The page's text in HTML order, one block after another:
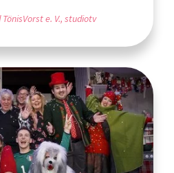
e. V., studiotv